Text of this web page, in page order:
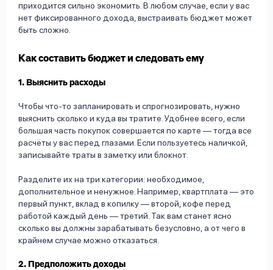
приходится сильно экономить. В любом случае, если у вас
нет фиксированного дохода, выстраивать бюджет может
быть сложно.
Как составить бюджет и следовать ему
1. Выяснить расходы
Чтобы что-то запланировать и спрогнозировать, нужно
выяснить сколько и куда вы тратите. Удобнее всего, если
большая часть покупок совершается по карте — тогда все
расчёты у вас перед глазами. Если пользуетесь наличкой,
записывайте траты в заметку или блокнот.
Разделите их на три категории: необходимое,
дополнительное и ненужное. Например, квартплата — это
первый пункт, вклад в копилку — второй, кофе перед
работой каждый день — третий. Так вам станет ясно
сколько вы должны зарабатывать безусловно, а от чего в
крайнем случае можно отказаться.
2. Предположить доходы